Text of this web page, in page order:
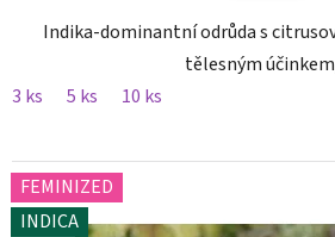
Indika-dominantní odrůda s
tělesným
3 ks
5 ks 10 ks
FEMINIZED
INDICA